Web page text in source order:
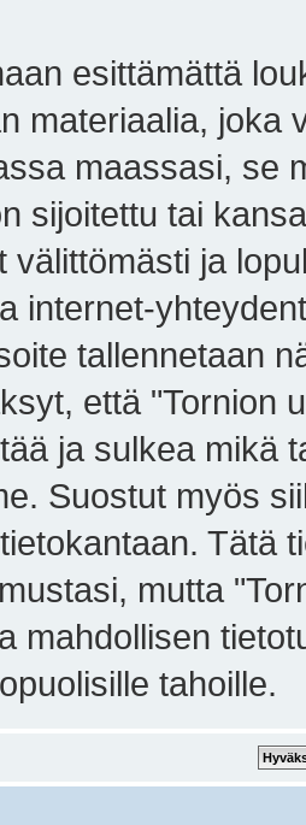
esittämättä
materiaalia, joka
maassasi, se
sijoitettu tai
välittömästi ja
internet-
tallennetaan
että "Tornion
ja sulkea mikä
Suostut myös
Tätä
mutta
mahdollisen
tahoille.